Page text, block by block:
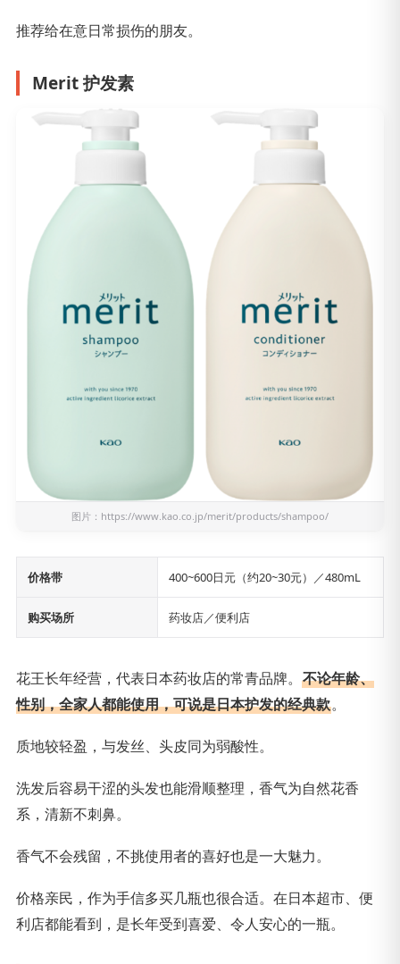
推荐给在意日常损伤的朋友。
Merit 护发素
图片： https://www.kao.co.jp/merit/products/shampoo/
价格带 400~600日元（约20~30元）／480mL
购买场所 药妆店／便利店
花王长年经营，代表日本药妆店的常青品牌。 不论年龄、
性别，全家人都能使用，可说是日本护发的经典款。
质地较轻盈，与发丝、头皮同为弱酸性。
洗发后容易干涩的头发也能滑顺整理，香气为自然花香
系，清新不刺鼻。
香气不会残留，不挑使用者的喜好也是一大魅力。
价格亲民，作为手信多买几瓶也很合适。在日本超市、便
利店都能看到，是长年受到喜爱、令人安心的一瓶。